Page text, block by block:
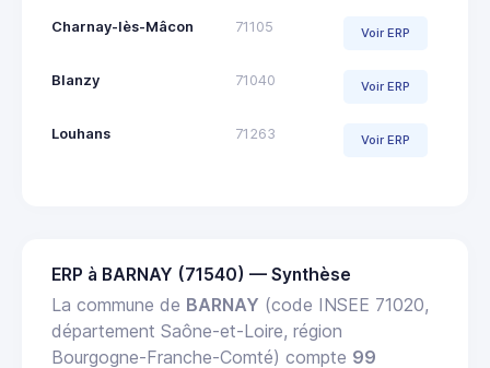
Charnay-lès-Mâcon 71105 Voir ERP
Blanzy 71040 Voir ERP
Louhans 71263 Voir ERP
ERP à BARNAY (71540) — Synthèse
La commune de BARNAY (code INSEE 71020,
département Saône-et-Loire, région
Bourgogne-Franche-Comté) compte 99